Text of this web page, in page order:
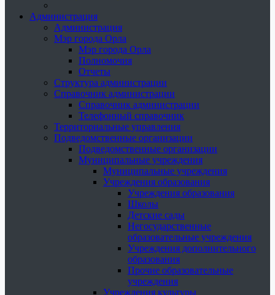
Администрация
Администрация
Мэр города Орла
Мэр города Орла
Полномочия
Отчеты
Структура администрации
Справочник администрации
Справочник администрации
Телефонный справочник
Территориальные управления
Подведомственные организации
Подведомственные организации
Муниципальные учреждения
Муниципальные учреждения
Учреждения образования
Учреждения образования
Школы
Детские сады
Негосударственные
образовательные учреждения
Учреждения дополнительного
образования
Прочие образовательные
учреждения
Учреждения культуры